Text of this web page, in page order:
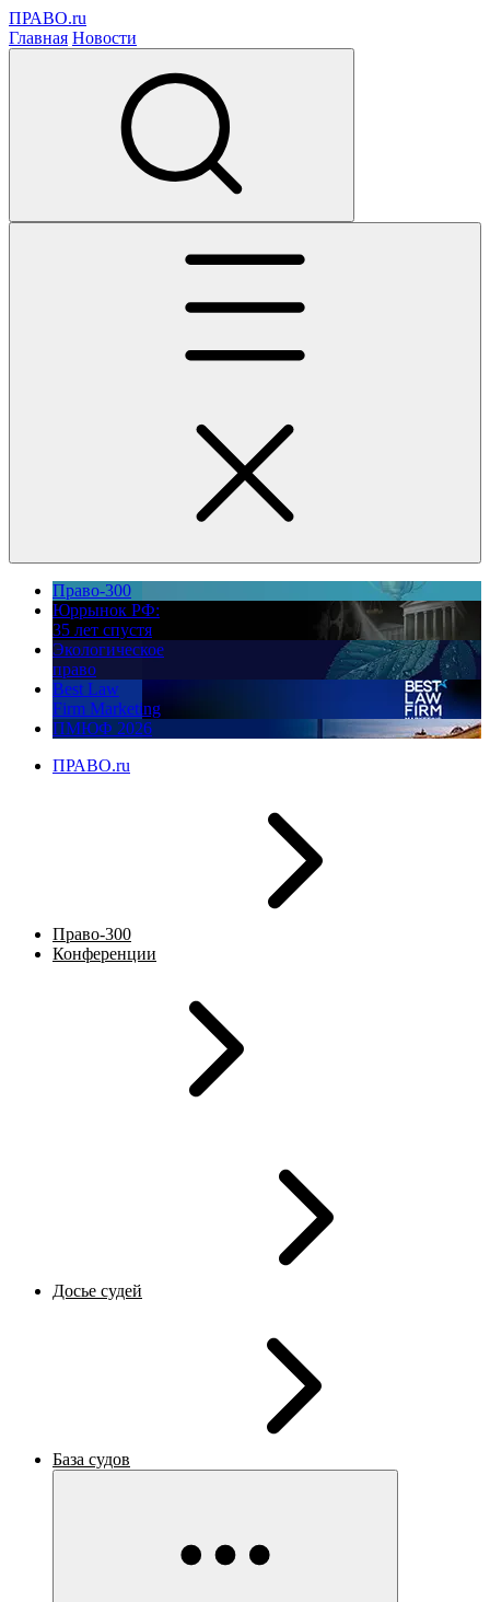
ПРАВО.ru
Главная Новости
Право-300
Юррынок РФ:
35 лет спустя
Экологическое
право
Best Law
Firm Marketing
ПМЮФ 2026
ПРАВО.ru
Право-300
Конференции
Досье судей
База судов